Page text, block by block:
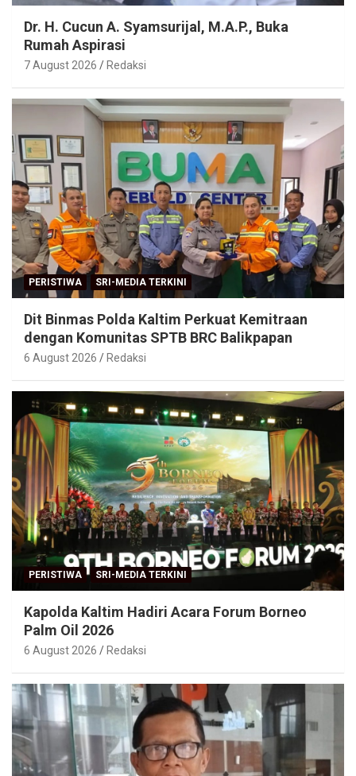
Dr. H. Cucun A. Syamsurijal, M.A.P., Buka
Rumah Aspirasi
7 August 2026 Redaksi
PERISTIWA SRI-MEDIA TERKINI
Dit Binmas Polda Kaltim Perkuat Kemitraan
dengan Komunitas SPTB BRC Balikpapan
6 August 2026 Redaksi
PERISTIWA SRI-MEDIA TERKINI
Kapolda Kaltim Hadiri Acara Forum Borneo
Palm Oil 2026
6 August 2026 Redaksi